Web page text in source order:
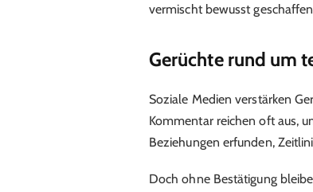
vermischt bewusst
Gerüchte rund um
Soziale Medien verstärken
Kommentar reichen oft aus,
Beziehungen erfunden,
Doch ohne Bestätigung